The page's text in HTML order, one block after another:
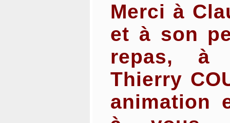
Merci à
et à son
repas, à
Thierry
animation